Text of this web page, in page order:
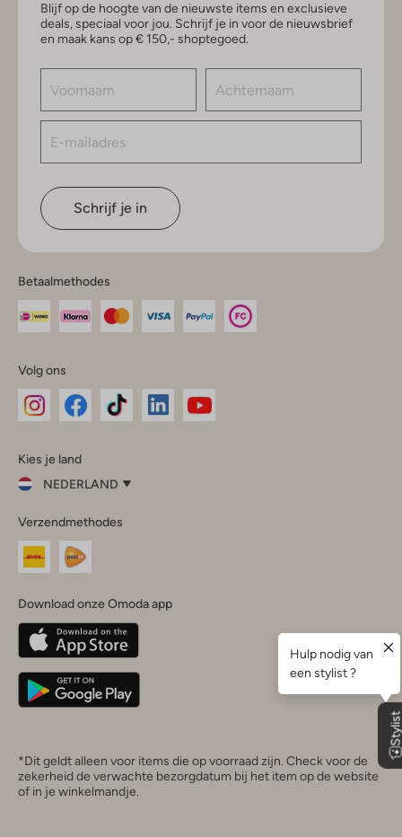
Blijf op de hoogte van de nieuwste items en exclusieve
deals, speciaal voor jou. Schrijf je in voor de nieuwsbrief
en maak kans op € 150,- shoptegoed.
Schrijf je in
Betaalmethodes
Volg ons
InstagramFacebook
Kies je land
NEDERLAND
je
land
Nederland
Belgique(Français)
Deutschland
Verzendmethodes
Download onze Omoda app
*Dit geldt alleen voor items die op voorraad zijn. Check voor de
zekerheid de verwachte bezorgdatum bij het item op de website
of in je winkelmandje.